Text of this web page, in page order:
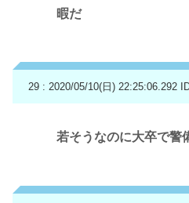
暇だ
29 : 2020/05/10(日) 22:25:06.292
若そうなのに大卒で警